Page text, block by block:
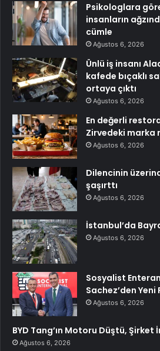
Psikologlara
insanların
cümle
Ağustos 6, 2026
Ünlü iş insanı
kafede bıçaklı
ortaya çıktı
Ağustos 6, 2026
En değerli
Zirvedeki marka
Ağustos 6, 2026
Dilencinin
şaşırttı
Ağustos 6, 2026
İstanbul’da
Ağustos 6, 2026
Sosyalist
Sachez’den
Ağustos 6, 2026
BYD Tang’ın Motoru Düştü, Şirket
Ağustos 6, 2026